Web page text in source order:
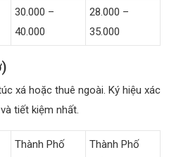
30.000 –
40.000
28.000 –
35.000
xá hoặc thuê ngoài. Ký hiệu xác
tiết kiệm nhất.
Thành Phố
Thành Phố